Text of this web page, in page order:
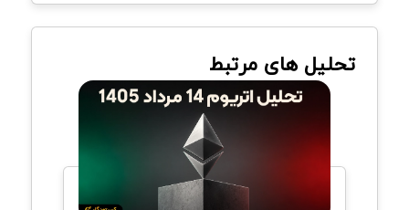
تحلیل های مرتبط